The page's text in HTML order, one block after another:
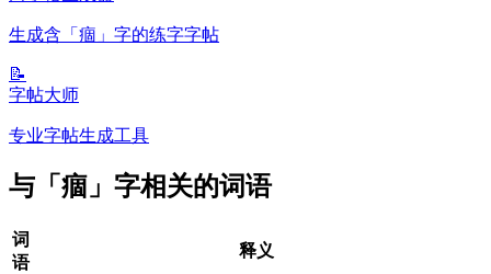
生成含「痼」字的练字字帖
📝
字帖大师
专业字帖生成工具
与「痼」字相关的词语
词
语
释义